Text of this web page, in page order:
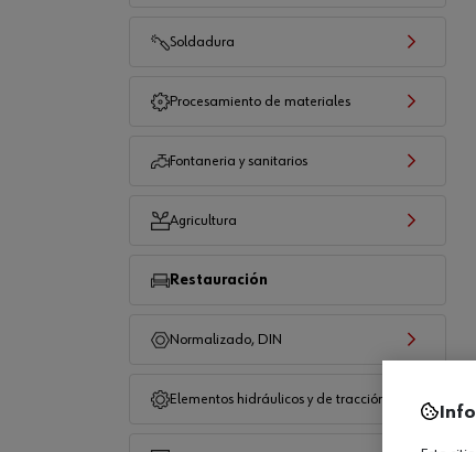
Soldadura
Procesamiento de materiales
Fontaneria y sanitarios
Agricultura
Restauración
Normalizado, DIN
Elementos hidráulicos y de tracción